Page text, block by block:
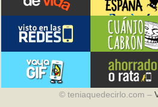
© teniaquedecirlo.com –